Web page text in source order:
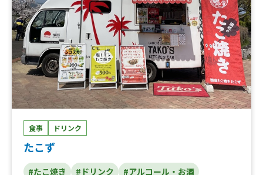
食事 ドリンク
たこず
#たこ焼き #ドリンク #アルコール・お酒